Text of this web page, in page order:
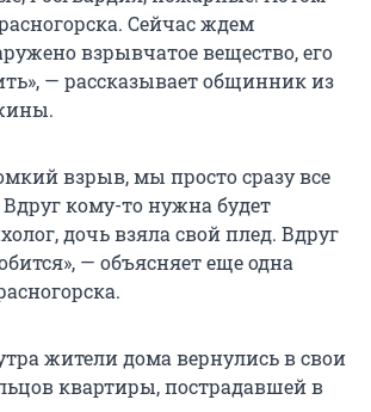
Сейчас ждем
взрывчатое вещество, его
— рассказывает общинник из
взрыв, мы просто сразу все
кому-то нужна будет
дочь взяла свой плед. Вдруг
— объясняет еще одна
жители дома вернулись в свои
квартиры, пострадавшей в